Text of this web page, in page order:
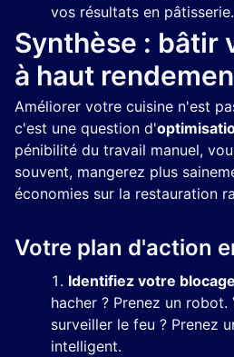
vos résultats en pâtisserie.
Synthèse : bâtir
à haut
Améliorer votre cuisine n'est
c'est une question d'
pénibilité du travail manuel,
souvent, mangerez plus
économies sur la restauration
Votre plan d'action
Identifiez votre
hacher ? Prenez un robot.
surveiller le feu ? Prenez
intelligent.